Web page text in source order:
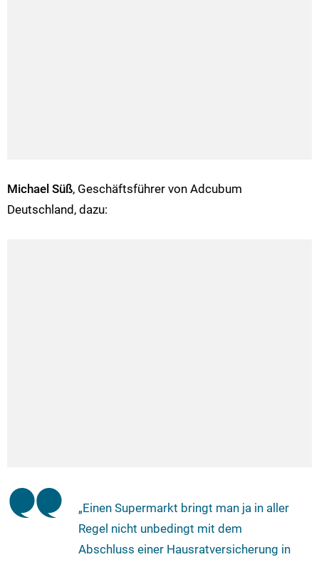
Michael Süß, Geschäftsführer von Adcubum
Deutschland, dazu:
„Einen Supermarkt bringt man ja in aller
Regel nicht unbedingt mit dem
Abschluss einer Hausratversicherung in